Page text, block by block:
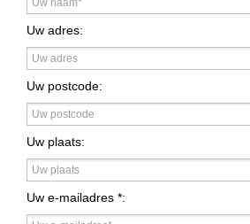
Uw adres:
Uw postcode:
Uw plaats:
Uw e-mailadres *: